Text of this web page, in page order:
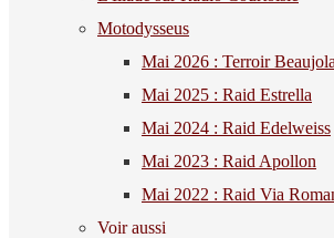
Motodysseus
Mai 2026 : Terroir
Mai 2025 : Raid Estrella
Mai 2024 : Raid Edelweiss
Mai 2023 : Raid Apollon
Mai 2022 : Raid Via
Voir aussi